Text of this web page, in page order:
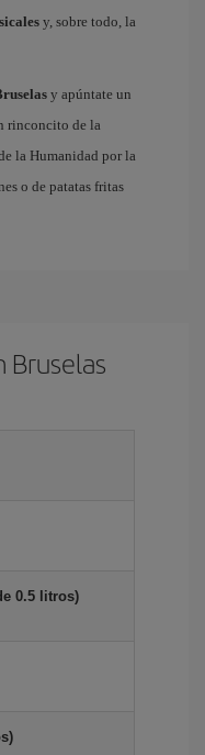
y, sobre todo, la
y apúntate un
rinconcito de la
la Humanidad por la
o de patatas fritas
Bruselas
0.5 litros)